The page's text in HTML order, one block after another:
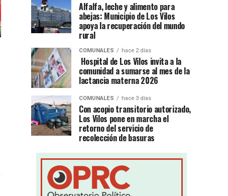
Alfalfa, leche y alimento para
abejas: Municipio de Los Vilos
apoya la recuperación del mundo
rural
COMUNALES hace 2 días
Hospital de Los Vilos invita a la
comunidad a sumarse al mes de la
lactancia materna 2026
COMUNALES hace 3 días
Con acopio transitorio autorizado,
Los Vilos pone en marcha el
retorno del servicio de
recolección de basuras